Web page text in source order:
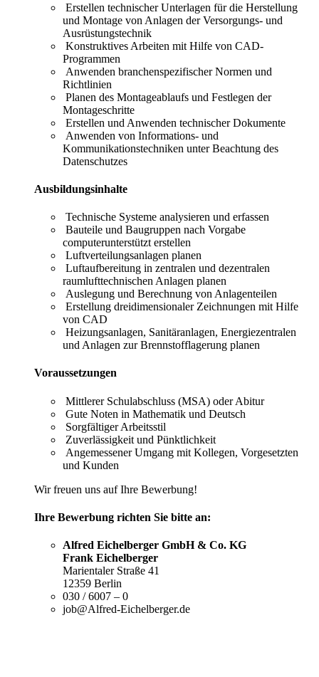
Erstellen technischer Unterlagen für die Herstellung
und Montage von Anlagen der Versorgungs- und
Ausrüstungstechnik
Konstruktives Arbeiten mit Hilfe von CAD-
Programmen
Anwenden branchenspezifischer Normen und
Richtlinien
Planen des Montageablaufs und Festlegen der
Montageschritte
Erstellen und Anwenden technischer Dokumente
Anwenden von Informations- und
Kommunikationstechniken unter Beachtung des
Datenschutzes
Ausbildungsinhalte
Technische Systeme analysieren und erfassen
Bauteile und Baugruppen nach Vorgabe
computerunterstützt erstellen
Luftverteilungsanlagen planen
Luftaufbereitung in zentralen und dezentralen
raumlufttechnischen Anlagen planen
Auslegung und Berechnung von Anlagenteilen
Erstellung dreidimensionaler Zeichnungen mit Hilfe
von CAD
Heizungsanlagen, Sanitäranlagen, Energiezentralen
und Anlagen zur Brennstofflagerung planen
Voraussetzungen
Mittlerer Schulabschluss (MSA) oder Abitur
Gute Noten in Mathematik und Deutsch
Sorgfältiger Arbeitsstil
Zuverlässigkeit und Pünktlichkeit
Angemessener Umgang mit Kollegen, Vorgesetzten
und Kunden
Wir freuen uns auf Ihre Bewerbung!
Ihre Bewerbung richten Sie bitte an:
Alfred Eichelberger GmbH & Co. KG
Frank Eichelberger
Marientaler Straße 41
12359 Berlin
030 / 6007 – 0
job@Alfred-Eichelberger.de